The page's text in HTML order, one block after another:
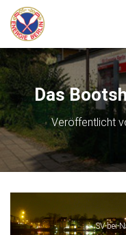
Das
Veröffentlicht
SV-bei-